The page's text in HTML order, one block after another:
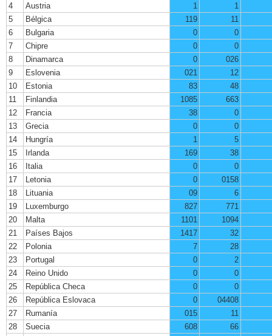
4
Austria 1
1
5
Bélgica 119
11
6
Bulgaria 0
0
7
Chipre 0
0
8
Dinamarca 0
026
9
Eslovenia 021
12
10
Estonia 83
48
11
Finlandia 1085
663
12
Francia 38
0
13
Grecia 0
0
14
Hungría 1
5
15
Irlanda 169
38
16
Italia 0
0
17
Letonia 0
0158
18
Lituania 09
6
19
Luxemburgo 827
771
20
Malta 1101
1094
21
Países Bajos 1417
32
22
Polonia 7
28
23
Portugal 0
2
24
Reino Unido 0
0
25
República Checa 0
0
26
República Eslovaca 0
04408
27
Rumanía 015
11
28
Suecia 608
66